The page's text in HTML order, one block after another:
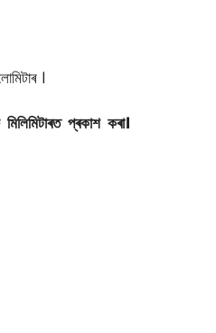
।
প্ৰকাশ কৰা।